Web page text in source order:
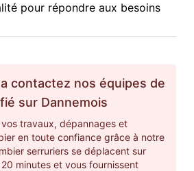
pour répondre aux besoins
contactez nos équipes de
sur Dannemois
travaux, dépannages et
en toute confiance grâce à notre
serruriers se déplacent sur
minutes et vous fournissent